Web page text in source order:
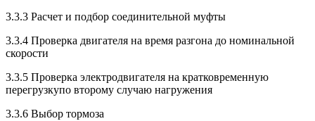
3.3.3 Расчет и подбор соединительной муфты
3.3.4 Проверка двигателя на время разгона до номинальной
скорости
3.3.5 Проверка электродвигателя на кратковременную
перегрузкупо второму случаю нагружения
3.3.6 Выбор тормоза